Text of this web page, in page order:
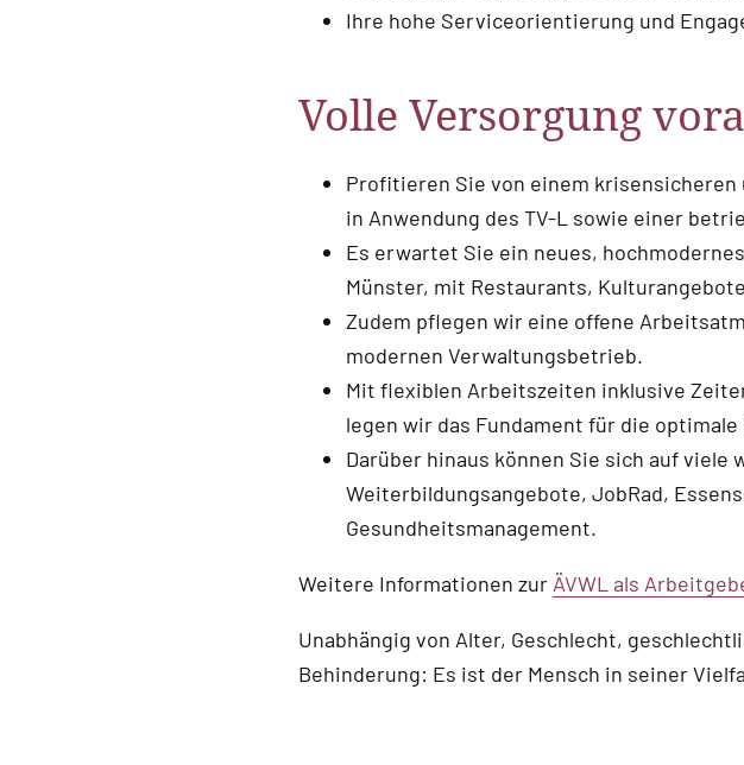
Ihre hohe Serviceorientierung und
Volle Versorgung
Profitieren Sie von einem
in Anwendung des TV-L sowie einer
Es erwartet Sie ein neues,
Münster, mit Restaurants,
Zudem pflegen wir eine offene
modernen Verwaltungsbetrieb.
Mit flexiblen Arbeitszeiten inklusive
legen wir das Fundament für die
Darüber hinaus können Sie sich auf
Weiterbildungsangebote, JobRad,
Gesundheitsmanagement.
Weitere Informationen zur ÄVWL als
Unabhängig von Alter, Geschlecht,
Behinderung: Es ist der Mensch in seiner